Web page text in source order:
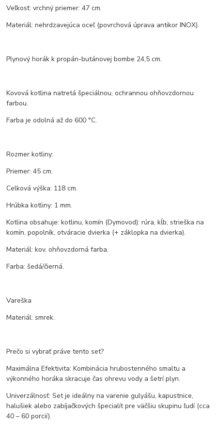
Veľkosť: vrchný priemer: 47 cm.
Materiál: nehrdzavejúca oceľ (povrchová úprava antikor INOX).
Plynový horák k propán-butánovej bombe 24,5 cm.
Kovová kotlina natretá špeciálnou, ochrannou ohňovzdornou
farbou.
Farba je odolná až do 600 °C.
Rozmer kotliny:
Priemer: 45 cm.
Celková výška: 118 cm.
Hrúbka kotliny: 1 mm.
Kotlina obsahuje: kotlinu, komín (Dymovod): rúra, kĺb, strieška na
komín, popolník, otváracie dvierka (+ záklopka na dvierka).
Materiál: kov, ohňovzdorná farba.
Farba: šedá/čierná.
Vareška
Materiál: smrek.
Prečo si vybrať práve tento set?
Maximálna Efektivita: Kombinácia hrubostenného smaltu a
výkonného horáka skracuje čas ohrevu vody a šetrí plyn.
Univerzálnosť: Set je ideálny na varenie gulyášu, kapustnice,
halušiek alebo zabíjačkových špecialít pre väčšiu skupinu ľudí (cca
40 – 60 porcií).